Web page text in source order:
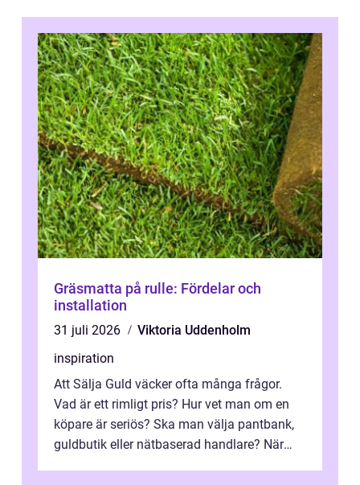
Gräsmatta på rulle: Fördelar och
installation
31 juli 2026
Viktoria Uddenholm
inspiration
Att Sälja Guld väcker ofta många frågor.
Vad är ett rimligt pris? Hur vet man om en
köpare är seriös? Ska man välja pantbank,
guldbutik eller nätbaserad handlare? När